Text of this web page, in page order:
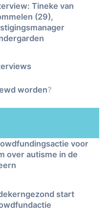
Tineke van
(29),
worden?
voor
over autisme in de
start